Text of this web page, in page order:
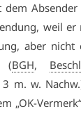
dem
weil
aber
(BGH, Beschl
3 m. w.
„OK-